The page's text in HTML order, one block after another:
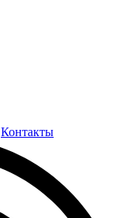
Контакты